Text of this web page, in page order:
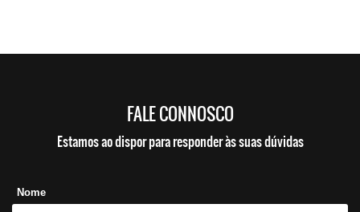
FALE CONNOSCO
Estamos ao dispor para responder às suas dúvidas
Nome